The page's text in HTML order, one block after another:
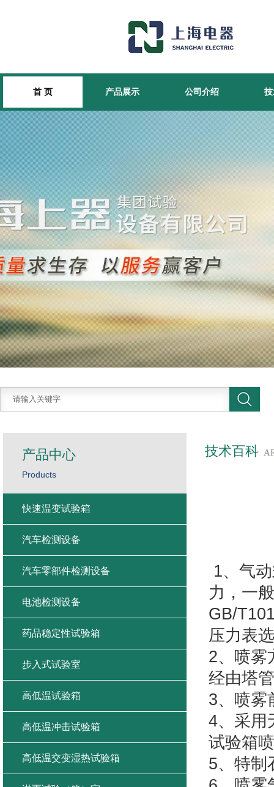
首 页 产品展示 公司介绍
技术百科
1、气
力，一
GB/
压力表
2、喷雾
经由塔
3、喷雾
4、采用
试验箱
5、特制
产品中心
Products
快速温变试验箱
汽车检测设备
汽车零部件检测设备
电池检测设备
药品稳定性试验箱
步入式试验室
高低温试验箱
高低温冲击试验箱
高低温交变湿热试验箱